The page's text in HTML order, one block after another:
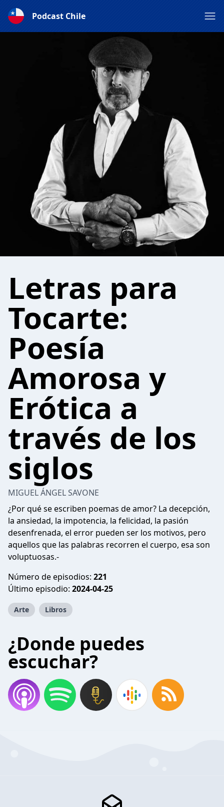
Podcast Chile
Letras para
Tocarte:
Poesía
Amorosa y
Erótica a
través de los
siglos
MIGUEL ÁNGEL SAVONE
¿Por qué se escriben poemas de amor? La decepción,
la ansiedad, la impotencia, la felicidad, la pasión
desenfrenada, el error pueden ser los motivos, pero
aquellos que las palabras recorren el cuerpo, esa son
voluptuosas.-
Número de episodios: 221
Último episodio: 2024-04-25
Arte Libros
¿Donde puedes
escuchar?